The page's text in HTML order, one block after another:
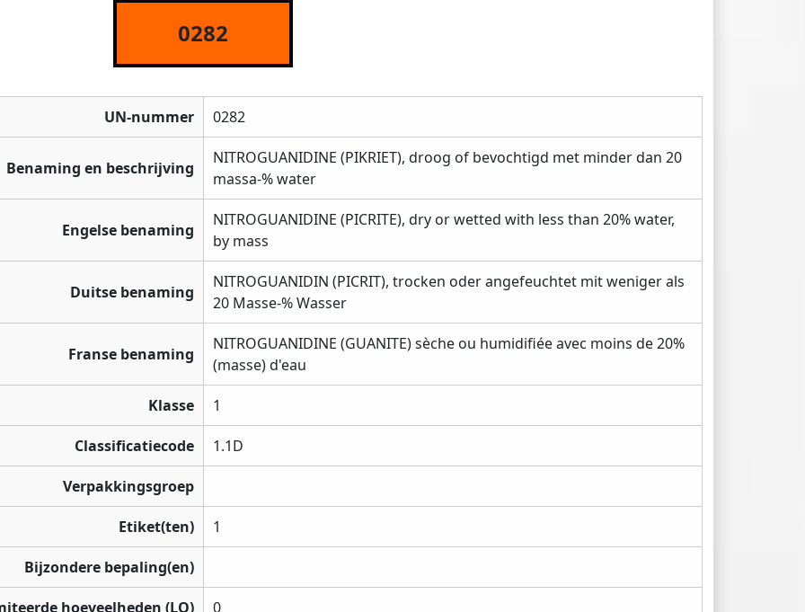
0282
UN-nummer 0282
Benaming en beschrijving
NITROGUANIDINE (PIKRIET), droog of bevochtigd met minder dan 20
massa-% water
Engelse benaming
NITROGUANIDINE (PICRITE), dry or wetted with less than 20% water,
by mass
Duitse benaming
NITROGUANIDIN (PICRIT), trocken oder angefeuchtet mit weniger als
20 Masse-% Wasser
Franse benaming
NITROGUANIDINE (GUANITE) sèche ou humidifiée avec moins de 20%
(masse) d'eau
Klasse 1
Classificatiecode 1.1D
Verpakkingsgroep
Etiket(ten) 1
Bijzondere bepaling(en)
hoeveelheden (LQ) 0